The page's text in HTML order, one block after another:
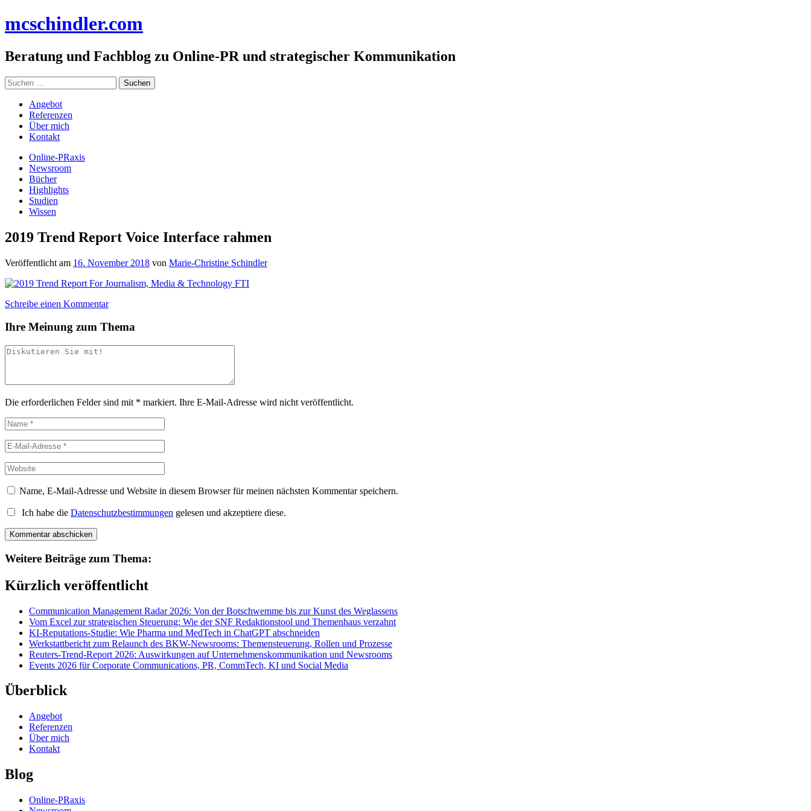
Inhalt
mcschindler.com
Beratung und Fachblog zu Online-PR und strategischer Kommunikation
Suchen
nach:
Angebot
Referenzen
Über mich
Kontakt
Online-PRaxis
Newsroom
Bücher
Highlights
Studien
Wissen
2019 Trend Report Voice Interface rahmen
Veröffentlicht am 16. November 2018 von Marie-Christine Schindler
Schreibe einen Kommentar
Ihre Meinung zum Thema
Die erforderlichen Felder sind mit * markiert. Ihre E-Mail-Adresse wird nicht veröffentlicht.
Name, E-Mail-Adresse und Website in diesem Browser für meinen nächsten Kommentar speichern.
Ich habe die Datenschutzbestimmungen gelesen und akzeptiere diese.
Weitere Beiträge zum Thema:
Kürzlich veröffentlicht
Communication Management Radar 2026: Von der Botschwemme bis zur Kunst des Weglassens
Vom Excel zur strategischen Steuerung: Wie der SNF Redaktionstool und Themenhaus verzahnt
KI-Reputations-Studie: Wie Pharma und MedTech in ChatGPT abschneiden
Werkstattbericht zum Relaunch des BKW-Newsrooms: Themensteuerung, Rollen und Prozesse
Reuters-Trend-Report 2026: Auswirkungen auf Unternehmenskommunikation und Newsrooms
Events 2026 für Corporate Communications, PR, CommTech, KI und Social Media
Überblick
Angebot
Referenzen
Über mich
Kontakt
Blog
Online-PRaxis